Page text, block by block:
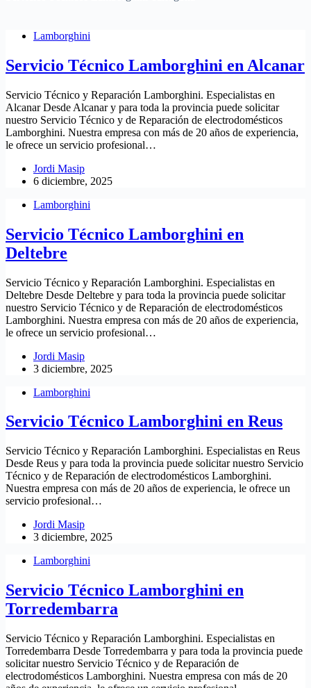
Lamborghini
Servicio Técnico Lamborghini en Alcanar
Servicio Técnico y Reparación Lamborghini. Especialistas en
Alcanar Desde Alcanar y para toda la provincia puede solicitar
nuestro Servicio Técnico y de Reparación de electrodomésticos
Lamborghini. Nuestra empresa con más de 20 años de experiencia,
le ofrece un servicio profesional…
Jordi Masip
6 diciembre, 2025
Lamborghini
Servicio Técnico Lamborghini en
Deltebre
Servicio Técnico y Reparación Lamborghini. Especialistas en
Deltebre Desde Deltebre y para toda la provincia puede solicitar
nuestro Servicio Técnico y de Reparación de electrodomésticos
Lamborghini. Nuestra empresa con más de 20 años de experiencia,
le ofrece un servicio profesional…
Jordi Masip
3 diciembre, 2025
Lamborghini
Servicio Técnico Lamborghini en Reus
Servicio Técnico y Reparación Lamborghini. Especialistas en Reus
Desde Reus y para toda la provincia puede solicitar nuestro Servicio
Técnico y de Reparación de electrodomésticos Lamborghini.
Nuestra empresa con más de 20 años de experiencia, le ofrece un
servicio profesional…
Jordi Masip
3 diciembre, 2025
Lamborghini
Servicio Técnico Lamborghini en
Torredembarra
Servicio Técnico y Reparación Lamborghini. Especialistas en
Torredembarra Desde Torredembarra y para toda la provincia puede
solicitar nuestro Servicio Técnico y de Reparación de
electrodomésticos Lamborghini. Nuestra empresa con más de 20